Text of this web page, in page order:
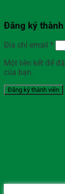
Đăng ký
Địa chỉ email *
Một liên kết để
của bạn.
Đăng ký thành viên